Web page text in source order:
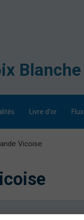
Livre d'or
Vicoise